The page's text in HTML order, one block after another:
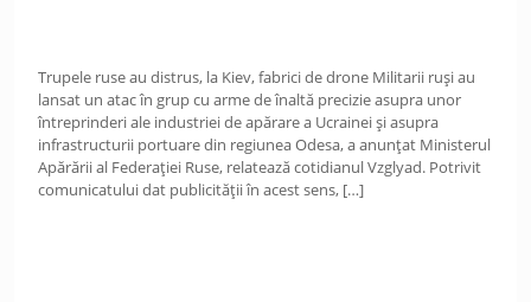
Trupele ruse au distrus, la Kiev, fabrici de drone Militarii ruși au
lansat un atac în grup cu arme de înaltă precizie asupra unor
întreprinderi ale industriei de apărare a Ucrainei și asupra
infrastructurii portuare din regiunea Odesa, a anunțat Ministerul
Apărării al Federației Ruse, relatează cotidianul Vzglyad. Potrivit
comunicatului dat publicității în acest sens, […]